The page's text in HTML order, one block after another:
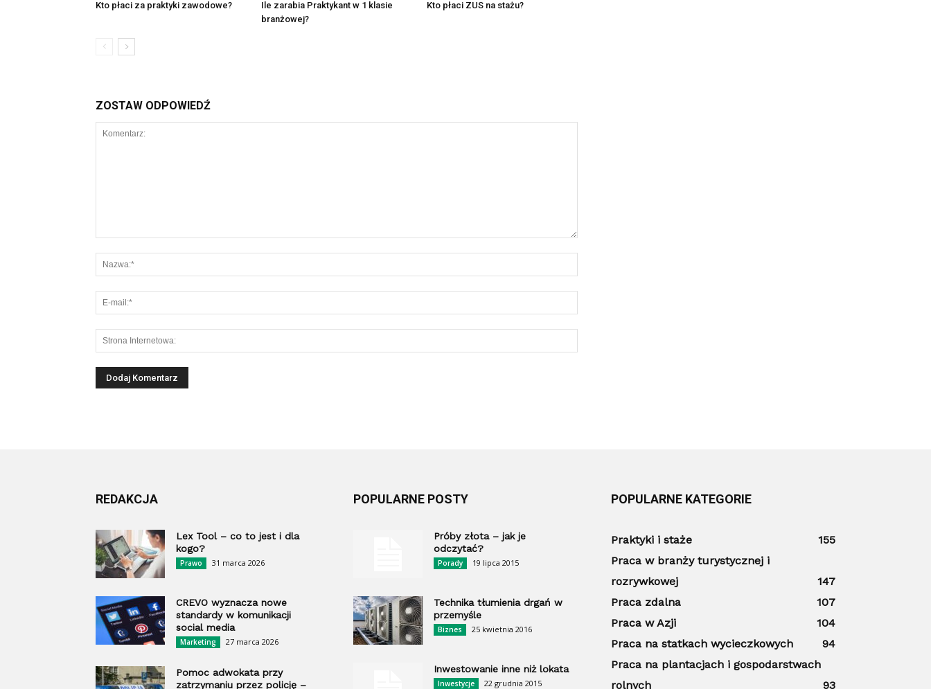
Kto płaci za praktyki zawodowe?
Ile zarabia Praktykant w 1 klasie
branżowej?
Kto płaci ZUS na stażu?
ZOSTAW ODPOWIEDŹ
REDAKCJA
Lex Tool – co to jest i dla
kogo?
Prawo 31 marca 2026
CREVO wyznacza nowe
standardy w komunikacji
social media
Marketing 27 marca 2026
Pomoc adwokata przy
zatrzymaniu przez policję –
POPULARNE POSTY
Próby złota – jak je
odczytać?
Porady 19 lipca 2015
Technika tłumienia drgań w
przemyśle
Biznes 25 kwietnia 2016
Inwestowanie inne niż lokata
Inwestycje 22 grudnia 2015
POPULARNE KATEGORIE
Praktyki i staże
155
Praca w branży turystycznej i
rozrywkowej
147
Praca zdalna
107
Praca w Azji
104
Praca na statkach wycieczkowych
94
Praca na plantacjach i gospodarstwach
rolnych
93